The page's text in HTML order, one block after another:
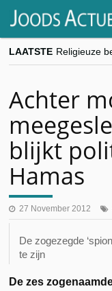
LAATSTE
Achter
blijkt
Hamas
27 November 2012
De zogezegde
te zijn
De zes